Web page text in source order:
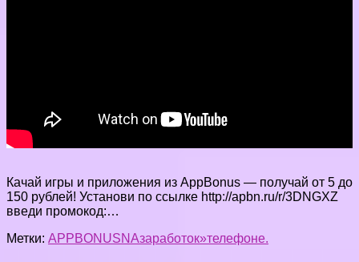
Качай игры и приложения из AppBonus — получай от 5 до
150 рублей! Установи по ссылке http://apbn.ru/r/3DNGXZ
введи промокод:…
Метки: APPBONUSNAзаработок»телефоне.